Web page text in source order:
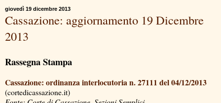
giovedì 19 dicembre 2013
Cassazione: aggiornamento 19 Dicembre
2013
Rassegna Stampa
Cassazione: ordinanza interlocutoria n. 27111 del 04/12/2013
(cortedicassazione.it)